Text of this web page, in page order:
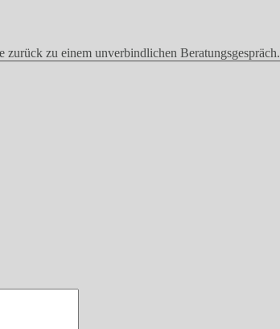
zu einem unverbindlichen Beratungsgespräch.